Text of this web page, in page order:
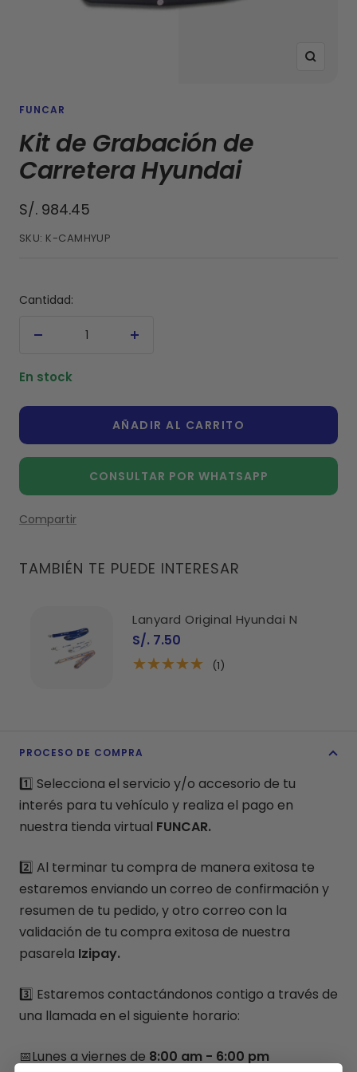
Zoom
FUNCAR
Kit de Grabación de
Carretera Hyundai
Precio
de
S/. 984.45
SKU: K-CAMHYUP
Cantidad:
Decrecer
Aumentar
En stock
AÑADIR AL CARRITO
CONSULTAR POR WHATSAPP
Compartir
PROCESO DE COMPRA
1️⃣ Selecciona el servicio y/o accesorio de tu
interés para tu vehículo y realiza el pago en
nuestra tienda virtual FUNCAR.
2️⃣ Al terminar tu compra de manera exitosa te
estaremos enviando un correo de confirmación y
resumen de tu pedido, y otro correo con la
validación de tu compra exitosa de nuestra
pasarela Izipay.
3️⃣ Estaremos contactándonos contigo a través de
una llamada en el siguiente horario:
📅Lunes a viernes de 8:00 am - 6:00 pm
TAMBIÉN TE PUEDE INTERESAR
Lanyard Original Hyundai N
Precio
de
venta
S/. 7.50
(1)